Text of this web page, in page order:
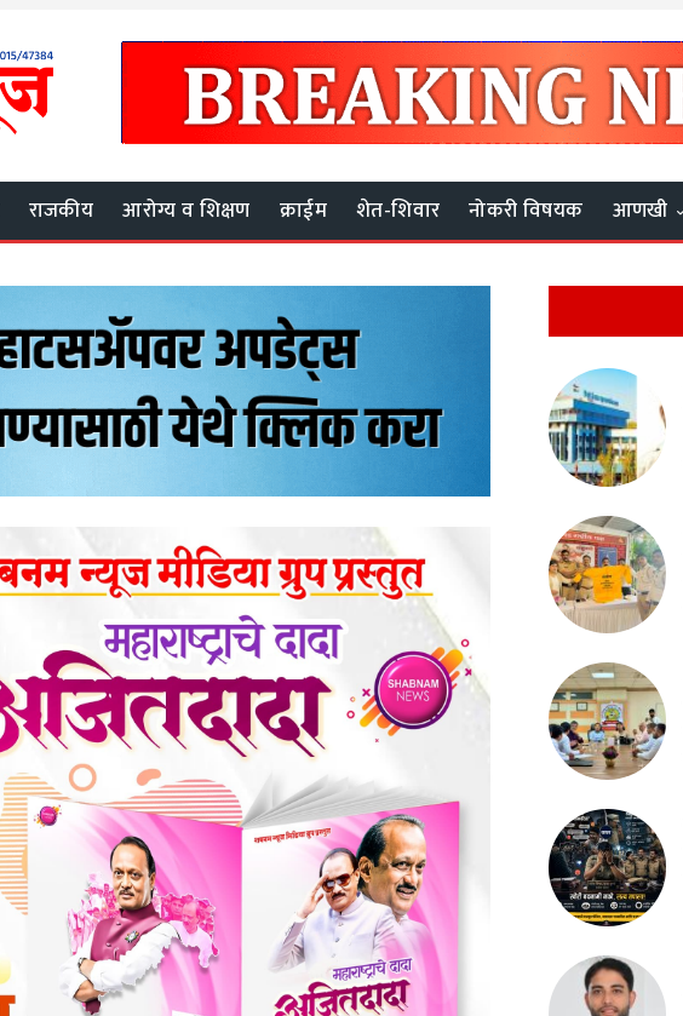
राजकीय आरोग्य व शिक्षण क्राईम शेत-शिवार नोकरी विषयक आणखी